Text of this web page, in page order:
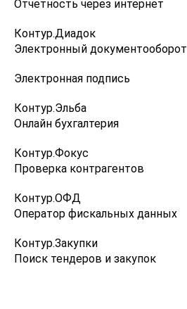
Отчетность через интернет
Контур.Диадок
Электронный документооборот
Электронная подпись
Контур.Эльба
Онлайн бухгалтерия
Контур.Фокус
Проверка контрагентов
Контур.ОФД
Оператор фискальных данных
Контур.Закупки
Поиск тендеров и закупок